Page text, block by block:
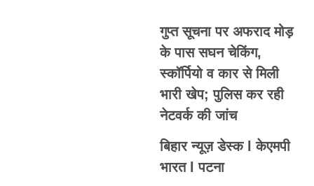
गुप्त सूचना पर अफराद मोड़
के पास सघन चेकिंग,
स्कॉर्पियो व कार से मिली
भारी खेप; पुलिस कर रही
नेटवर्क की जांच
बिहार न्यूज़ डेस्क l केएमपी
भारत l पटना